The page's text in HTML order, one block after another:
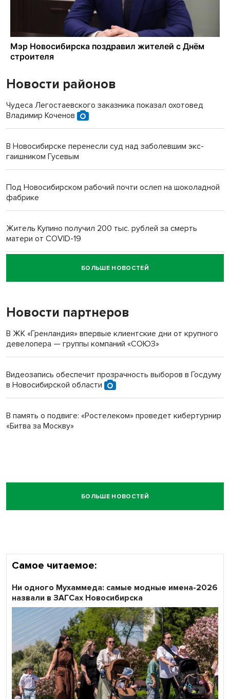
Новости районов
Чудеса Легостаевского заказника показал охотовед
Владимир Коченов
В Новосибирске перенесли суд над заболевшим экс-
гаишником Гусевым
Под Новосибирском рабочий почти ослеп на шоколадной
фабрике
Житель Купино получил 200 тыс. рублей за смерть
матери от COVID-19
Новосибирский суд наказал водителя за смерть
пенсионерки на вокзале
БОЛЬШЕ НОВОСТЕЙ
Новости партнеров
В ЖК «Гренландия» впервые клиентские дни от крупного
девелопера — группы компаний «СОЮЗ»
Видеозапись обеспечит прозрачность выборов в Госдуму
в Новосибирской области
В память о подвиге: «Ростелеком» проведет кибертурнир
«Битва за Москву»
БОЛЬШЕ НОВОСТЕЙ
Самое читаемое:
Ни одного Мухаммеда: самые модные имена-2026
назвали в ЗАГСах Новосибирска